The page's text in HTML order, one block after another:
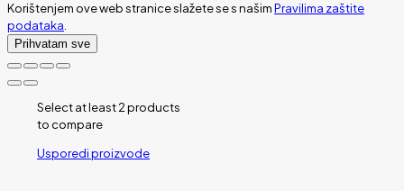
Korištenjem ove web stranice slažete se s našimPravilima zaštite
podataka.
Prihvatam sve
Select at least 2 products
to compare
Usporedi proizvode